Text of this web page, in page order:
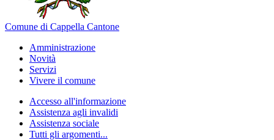
Comune di Cappella Cantone
Amministrazione
Novità
Servizi
Vivere il comune
Accesso all'informazione
Assistenza agli invalidi
Assistenza sociale
Tutti gli argomenti...